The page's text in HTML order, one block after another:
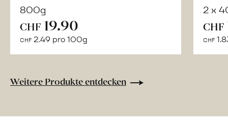
800g
CHF 19.90
CHF 2.49 pro 100g
2 x
CHF
CHF
Weitere Produkte entdecken